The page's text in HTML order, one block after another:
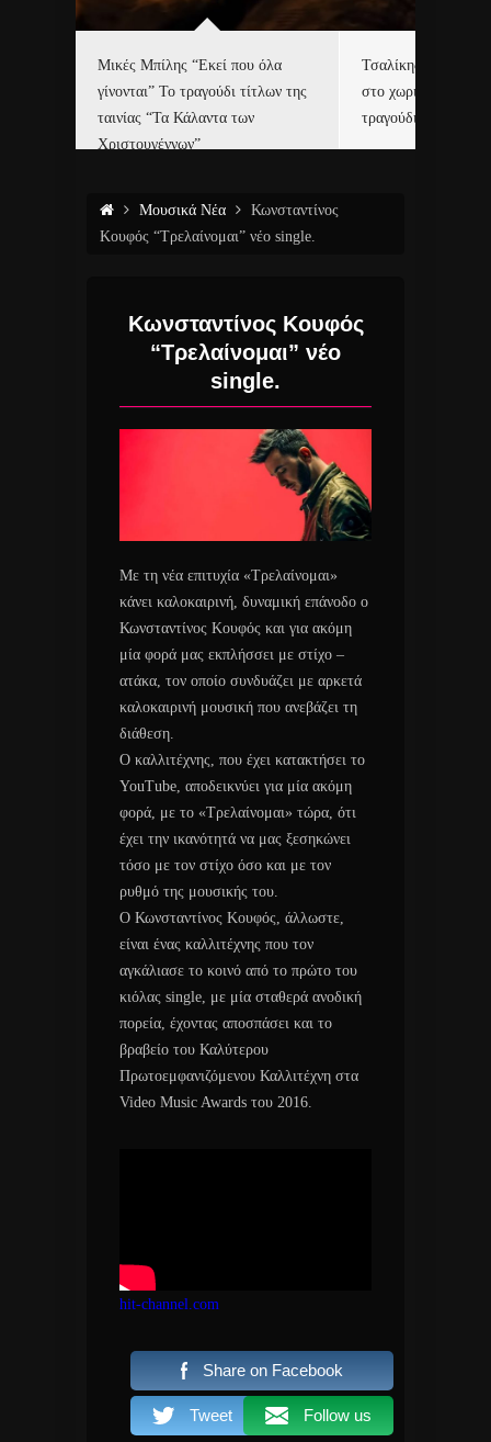
Μικές Μπίλης “Εκεί που όλα
γίνονται” Το τραγούδι τίτλων της
ταινίας “Τα Κάλαντα των
Χριστουγέννων”
Τσαλίκης,
στο χωριό του Άι
τραγούδι και video
Μουσικά Νέα
Κωνσταντίνος
Κουφός “Τρελαίνομαι” νέο single.
Κωνσταντίνος Κουφός
“Τρελαίνομαι” νέο
single.
Με τη νέα επιτυχία «Τρελαίνομαι»
κάνει καλοκαιρινή, δυναμική επάνοδο ο
Κωνσταντίνος Κουφός και για ακόμη
μία φορά μας εκπλήσσει με στίχο –
ατάκα, τον οποίο συνδυάζει με αρκετά
καλοκαιρινή μουσική που ανεβάζει τη
διάθεση.
Ο καλλιτέχνης, που έχει κατακτήσει το
YouΤube, αποδεικνύει για μία ακόμη
φορά, με το «Τρελαίνομαι» τώρα, ότι
έχει την ικανότητά να μας ξεσηκώνει
τόσο με τον στίχο όσο και με τον
ρυθμό της μουσικής του.
Ο Κωνσταντίνος Κουφός, άλλωστε,
είναι ένας καλλιτέχνης που τον
αγκάλιασε το κοινό από το πρώτο του
κιόλας single, με μία σταθερά ανοδική
πορεία, έχοντας αποσπάσει και το
βραβείο του Καλύτερου
Πρωτοεμφανιζόμενου Καλλιτέχνη στα
Video Music Awards του 2016.
hit-channel.com
Share on Facebook
Tweet Follow us